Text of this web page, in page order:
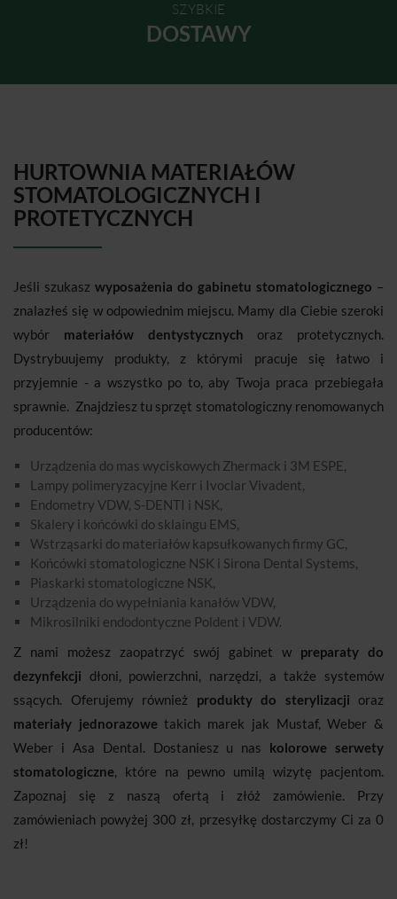
SZYBKIE
DOSTAWY
HURTOWNIA MATERIAŁÓW
STOMATOLOGICZNYCH I
PROTETYCZNYCH
Jeśli szukasz wyposażenia do gabinetu stomatologicznego –
znalazłeś się w odpowiednim miejscu. Mamy dla Ciebie szeroki
wybór materiałów dentystycznych oraz protetycznych.
Dystrybuujemy produkty, z którymi pracuje się łatwo i
przyjemnie - a wszystko po to, aby Twoja praca przebiegała
sprawnie. Znajdziesz tu sprzęt stomatologiczny renomowanych
producentów:
Urządzenia do mas wyciskowych Zhermack i 3M ESPE,
Lampy polimeryzacyjne Kerr i Ivoclar Vivadent,
Endometry VDW, S-DENTI i NSK,
Skalery i końcówki do sklaingu EMS,
Wstrząsarki do materiałów kapsułkowanych firmy GC,
Końcówki stomatologiczne NSK i Sirona Dental Systems,
Piaskarki stomatologiczne NSK,
Urządzenia do wypełniania kanałów VDW,
Mikrosilniki endodontyczne Poldent i VDW.
Z nami możesz zaopatrzyć swój gabinet w preparaty do
dezynfekcji dłoni, powierzchni, narzędzi, a także systemów
ssących. Oferujemy również produkty do sterylizacji oraz
materiały jednorazowetakich marek jak Mustaf, Weber &
Weber i Asa Dental. Dostaniesz u nas kolorowe serwety
stomatologiczne, które na pewno umilą wizytę pacjentom.
Zapoznaj się z naszą ofertą i złóż zamówienie. Przy
zamówieniach powyżej 300 zł, przesyłkę dostarczymy Ci za 0
zł!